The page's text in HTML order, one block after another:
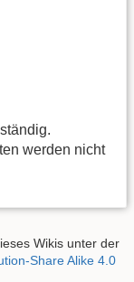
werden nicht
Wikis unter der
Share Alike 4.0